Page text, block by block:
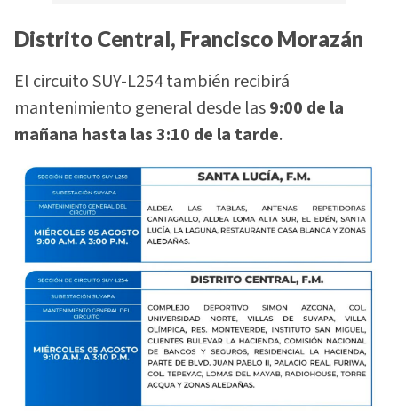
Distrito Central, Francisco Morazán
El circuito SUY-L254 también recibirá
mantenimiento general desde las9:00 de la
mañana hasta las 3:10 de la tarde.